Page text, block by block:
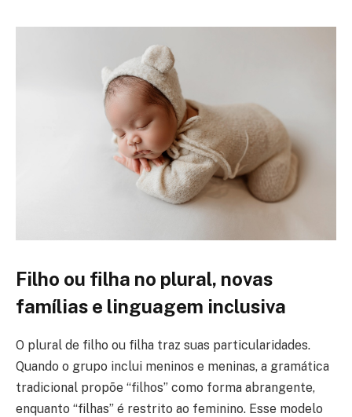
Filho ou filha no plural, novas
famílias e linguagem inclusiva
O plural de filho ou filha traz suas particularidades.
Quando o grupo inclui meninos e meninas, a gramática
tradicional propõe “filhos” como forma abrangente,
enquanto “filhas” é restrito ao feminino. Esse modelo